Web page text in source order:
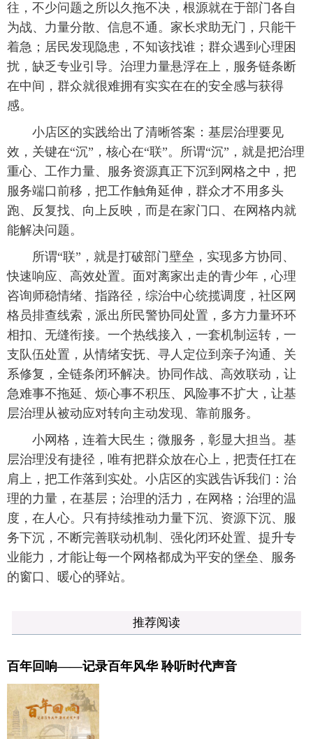
往，不少问题之所以久拖不决，根源就在于部门各自
为战、力量分散、信息不通。家长求助无门，只能干
着急；居民发现隐患，不知该找谁；群众遇到心理困
扰，缺乏专业引导。治理力量悬浮在上，服务链条断
在中间，群众就很难拥有实实在在的安全感与获得
感。
小店区的实践给出了清晰答案：基层治理要见
效，关键在“沉”，核心在“联”。所谓“沉”，就是把治理
重心、工作力量、服务资源真正下沉到网格之中，把
服务端口前移，把工作触角延伸，群众才不用多头
跑、反复找、向上反映，而是在家门口、在网格内就
能解决问题。
所谓“联”，就是打破部门壁垒，实现多方协同、
快速响应、高效处置。面对离家出走的青少年，心理
咨询师稳情绪、指路径，综治中心统揽调度，社区网
格员排查线索，派出所民警协同处置，多方力量环环
相扣、无缝衔接。一个热线接入，一套机制运转，一
支队伍处置，从情绪安抚、寻人定位到亲子沟通、关
系修复，全链条闭环解决。协同作战、高效联动，让
急难事不拖延、烦心事不积压、风险事不扩大，让基
层治理从被动应对转向主动发现、靠前服务。
小网格，连着大民生；微服务，彰显大担当。基
层治理没有捷径，唯有把群众放在心上，把责任扛在
肩上，把工作落到实处。小店区的实践告诉我们：治
理的力量，在基层；治理的活力，在网格；治理的温
度，在人心。只有持续推动力量下沉、资源下沉、服
务下沉，不断完善联动机制、强化闭环处置、提升专
业能力，才能让每一个网格都成为平安的堡垒、服务
的窗口、暖心的驿站。
推荐阅读
百年回响——记录百年风华 聆听时代声音